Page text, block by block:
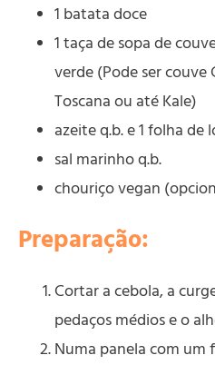
1 batata doce
1 taça de sopa de
verde (Pode ser couve
Toscana ou até Kale)
azeite q.b. e 1 folha de
sal marinho q.b.
chouriço vegan
Preparação:
Cortar a cebola, a
pedaços médios e o
Numa panela com um